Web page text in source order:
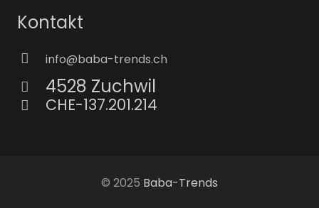
Kontakt
info@baba-trends.ch
4528 Zuchwil
CHE-137.201.214
© 2025 Baba-Trends